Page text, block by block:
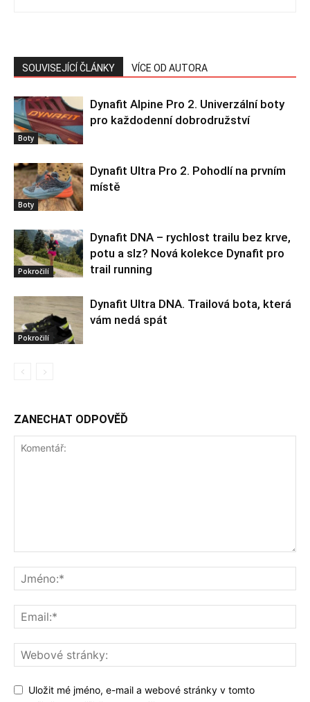
SOUVISEJÍCÍ ČLÁNKY VÍCE OD AUTORA
Boty
Dynafit Alpine Pro 2. Univerzální boty
pro každodenní dobrodružství
Boty
Dynafit Ultra Pro 2. Pohodlí na prvním
místě
Pokročilí
Dynafit DNA – rychlost trailu bez krve,
potu a slz? Nová kolekce Dynafit pro
trail running
Pokročilí
Dynafit Ultra DNA. Trailová bota, která
vám nedá spát
ZANECHAT ODPOVĚĎ
Uložit mé jméno, e-mail a webové stránky v tomto